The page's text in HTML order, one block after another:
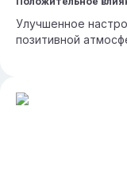
Улучшенное
позитивной